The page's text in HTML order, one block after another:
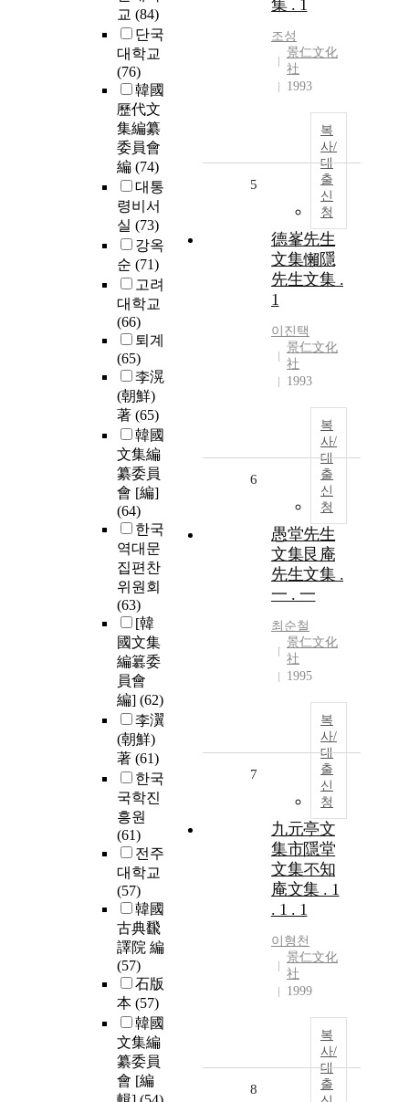
교 (84)
단국
대학교
(76)
韓國
歷代文
集編纂
委員會
編 (74)
대통
령비서
실 (73)
강옥
순 (71)
고려
대학교
(66)
퇴계
(65)
李滉
(朝鮮)
著 (65)
韓國
文集編
纂委員
會 [編]
(64)
한국
역대문
집편찬
위원회
(63)
[韓
國文集
編簒委
員會
編] (62)
李瀷
(朝鮮)
著 (61)
한국
국학진
흥원
(61)
전주
대학교
(57)
韓國
古典飜
譯院 編
(57)
石版
本 (57)
韓國
文集編
纂委員
會 [編
集 . 1
조성
景仁文化
社
1993
복
사/
대
출
신
청
5
德峯先生
文集懶隱
先生文集 .
1
이진택
景仁文化
社
1993
복
사/
대
출
신
청
6
愚堂先生
文集艮庵
先生文集 .
一 . 一
최순철
景仁文化
社
1995
복
사/
대
출
신
청
7
九元亭文
集市隱堂
文集不知
庵文集 . 1
. 1 . 1
이형천
景仁文化
社
1999
복
사/
대
출
8